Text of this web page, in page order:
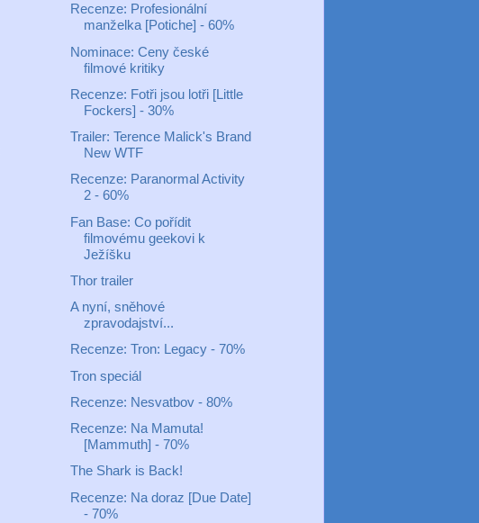
Recenze: Profesionální
manželka [Potiche] - 60%
Nominace: Ceny české
filmové kritiky
Recenze: Fotři jsou lotři [Little
Fockers] - 30%
Trailer: Terence Malick's Brand
New WTF
Recenze: Paranormal Activity
2 - 60%
Fan Base: Co pořídit
filmovému geekovi k
Ježíšku
Thor trailer
A nyní, sněhové
zpravodajství...
Recenze: Tron: Legacy - 70%
Tron speciál
Recenze: Nesvatbov - 80%
Recenze: Na Mamuta!
[Mammuth] - 70%
The Shark is Back!
Recenze: Na doraz [Due Date]
- 70%